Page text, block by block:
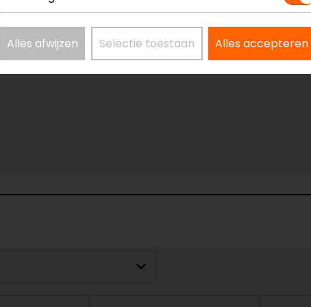
Alles afwijzen Selectie toestaan Alles accepteren